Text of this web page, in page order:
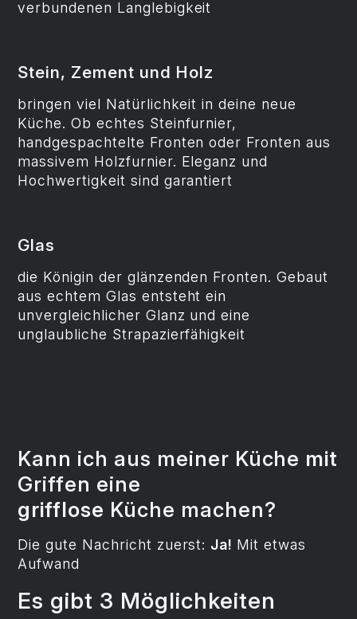
verbundenen Langlebigkeit
Stein, Zement und Holz
bringen viel Natürlichkeit in deine neue
Küche. Ob echtes Steinfurnier,
handgespachtelte Fronten oder Fronten aus
massivem Holzfurnier. Eleganz und
Hochwertigkeit sind garantiert
Glas
die Königin der glänzenden Fronten. Gebaut
aus echtem Glas entsteht ein
unvergleichlicher Glanz und eine
unglaubliche Strapazierfähigkeit
Kann ich aus meiner Küche mit
Griffen eine
grifflose Küche machen?
Die gute Nachricht zuerst: Ja! Mit etwas
Aufwand
Es gibt 3 Möglichkeiten